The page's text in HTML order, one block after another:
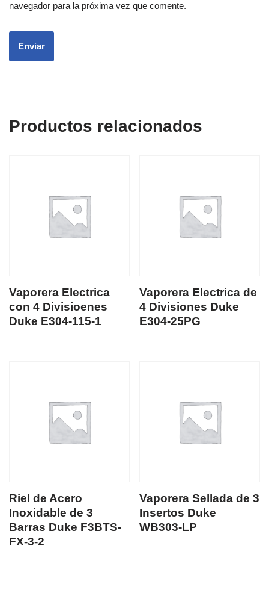
navegador para la próxima vez que comente.
Productos relacionados
Vaporera Electrica
con 4 Divisioenes
Duke E304-115-1
Vaporera Electrica de
4 Divisiones Duke
E304-25PG
Riel de Acero
Inoxidable de 3
Barras Duke F3BTS-
FX-3-2
Vaporera Sellada de 3
Insertos Duke
WB303-LP